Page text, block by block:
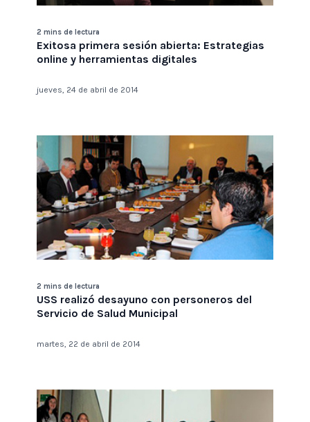
2 mins de lectura
Exitosa primera sesión abierta: Estrategias
online y herramientas digitales
jueves, 24 de abril de 2014
2 mins de lectura
USS realizó desayuno con personeros del
Servicio de Salud Municipal
martes, 22 de abril de 2014